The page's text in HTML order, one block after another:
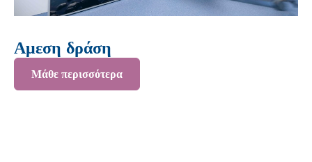
Αμεση δράση
Μάθε περισσότερα